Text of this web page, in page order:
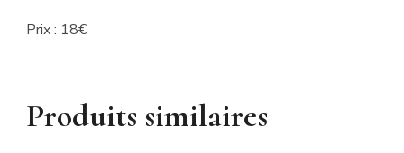
Prix : 18€
Produits similaires